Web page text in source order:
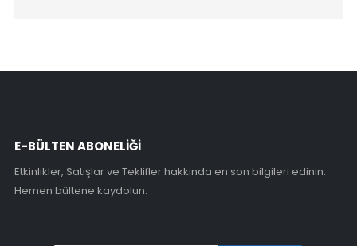
E-BÜLTEN ABONELİĞİ
Etkinlikler, Satışlar ve Teklifler hakkında en son bilgileri edinin.
Hemen bültene kaydolun.